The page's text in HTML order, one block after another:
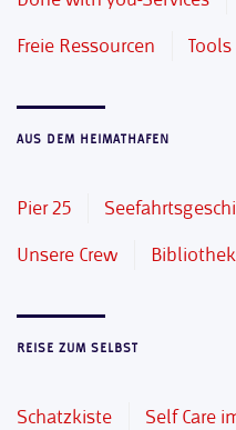
Freie Ressourcen Tools
AUS DEM HEIMATHAFEN
Pier 25
Unsere Crew
REISE ZUM SELBST
Schatzkiste Self Care